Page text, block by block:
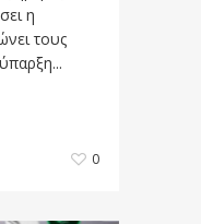
η
τους
0